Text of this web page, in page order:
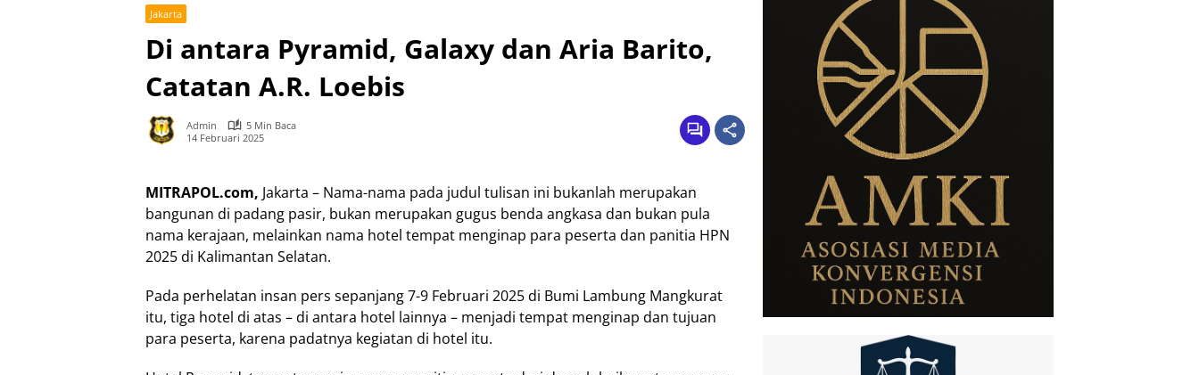
Jakarta
Di antara Pyramid, Galaxy dan Aria Barito,
Catatan A.R. Loebis
Admin
5 Min Baca
14 Februari 2025
MITRAPOL.com, Jakarta – Nama-nama pada judul tulisan ini bukanlah merupakan
bangunan di padang pasir, bukan merupakan gugus benda angkasa dan bukan pula
nama kerajaan, melainkan nama hotel tempat menginap para peserta dan panitia HPN
2025 di Kalimantan Selatan.
Pada perhelatan insan pers sepanjang 7-9 Februari 2025 di Bumi Lambung Mangkurat
itu, tiga hotel di atas – di antara hotel lainnya – menjadi tempat menginap dan tujuan
para peserta, karena padatnya kegiatan di hotel itu.